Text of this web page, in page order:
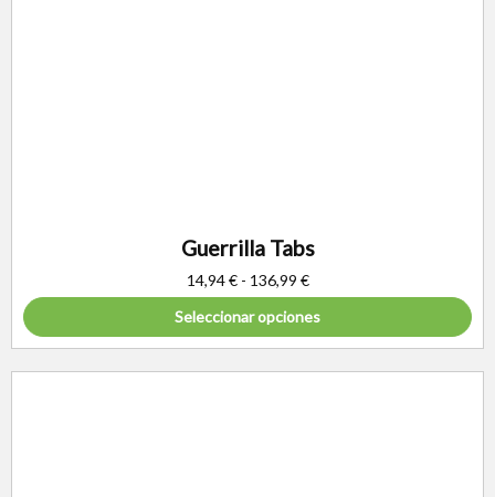
Guerrilla Tabs
14,94€ - 136,99 €
Seleccionar opciones